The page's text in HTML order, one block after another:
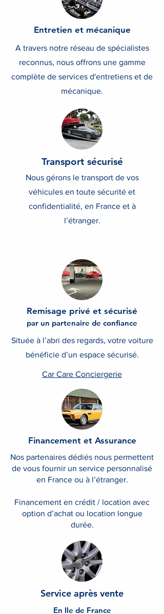
Entretien et mécanique
A travers notre réseau de spécialistes
reconnus, nous offrons une gamme
complète de services d'entretiens et de
mécanique.
Transport sécurisé
Nous gérons le transport de vos
véhicules en toute sécurité et
confidentialité, en France et à
l’étranger.
Remisage privé et sécurisé
par un partenaire de confiance
Située à l’abri des regards, votre voiture
bénéficie d’un espace sécurisé.
Car Care Conciergerie
Financement et Assurance
Nos partenaires dédiés nous permettent
de vous fournir un service personnalisé
en France ou à l’étranger.
Financement en crédit / location avec
option d’achat ou location longue
durée.
Service après vente
En Ile de France